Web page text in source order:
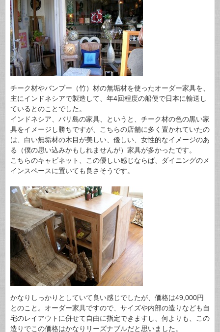
チーク材やバンブー（竹）材の無垢材を使ったオーダー家具を、
主にインドネシアで製造して、年4回程度の船便で日本に輸送し
ているとのことでした。
インドネシア、バリ島の家具、というと、チーク材の色の黒い家
具をイメージし勝ちですが、こちらの店舗に多く置かれていたの
は、白い無垢材の木目が美しい、優しい、女性的なイメージのあ
る（僕の思い込みかもしれませんが）家具が多かったです。
こちらのキャビネット、この優しい感じならば、ダイニングのメ
インスペースに置いても良さそうです。
かなりしっかりとしていて良い感じでしたが、価格は49,000円
とのこと。オーダー家具ですので、サイズや内部の造りなども自
宅のレイアウトに併せて自由に指定できますし、何よりも、この
造りでこの価格はかなりリーズナブルだと思いました。